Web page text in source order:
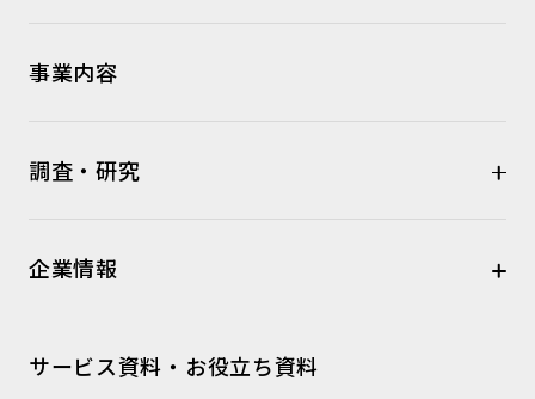
事業内容
調査・研究
企業情報
サービス資料・お役立ち資料